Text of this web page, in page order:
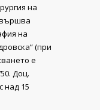
на
на
(при
е
Доц.
над 15